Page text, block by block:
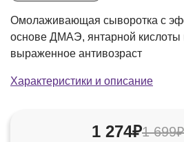
Омолаживающая сыворотка с
основе ДМАЭ, янтарной кислоты
выраженное антивозраст
Характеристики и описание
1 274₽1 699₽